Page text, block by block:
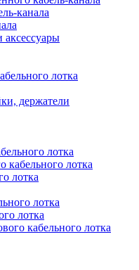
канала
лотка
держатели
лотка
кабельного лотка
лотка
лотка
лотка
кабельного лотка